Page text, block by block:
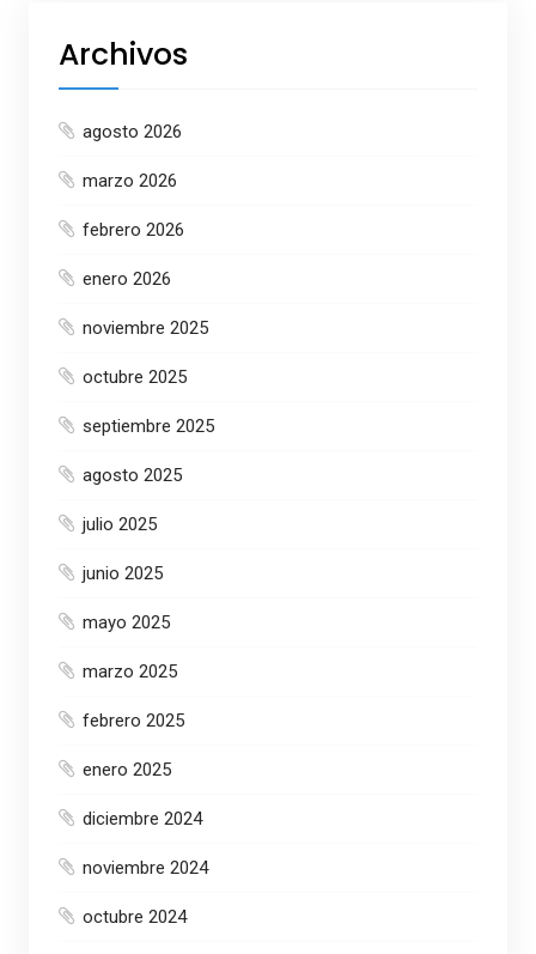
Archivos
agosto 2026
marzo 2026
febrero 2026
enero 2026
noviembre 2025
octubre 2025
septiembre 2025
agosto 2025
julio 2025
junio 2025
mayo 2025
marzo 2025
febrero 2025
enero 2025
diciembre 2024
noviembre 2024
octubre 2024